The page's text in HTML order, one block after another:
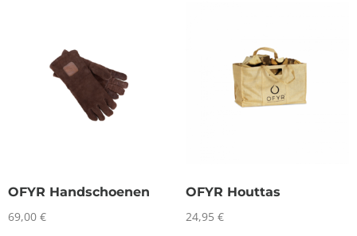
OFYR Handschoenen
69,00 €
OFYR Houttas
24,95 €